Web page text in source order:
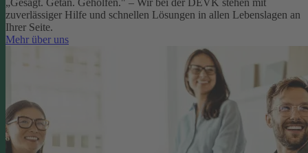
„Gesagt. Getan. Geholfen." – Wir bei der DEVK stehen mit
zuverlässiger Hilfe und schnellen Lösungen in allen Lebenslagen an
Ihrer Seite.
Mehr über uns